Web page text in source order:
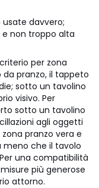
davvero;
non troppo alta
per zona
pranzo, il tappeto
sotto un tavolino
visivo. Per
sotto un tavolino
agli oggetti
pranzo vera e
meno che il tavolo
una compatibilità
più generose
attorno.